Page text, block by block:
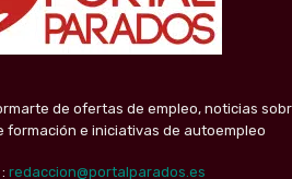
de ofertas de empleo, noticias
formación e iniciativas de autoempleo
redaccion@portalparados.es